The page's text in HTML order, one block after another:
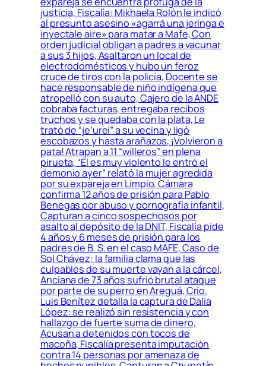
justicia, Fiscalía: Mikhaela Rolón le indicó
al presunto asesino «agarrá una jeringa e
inyectale aire» para matar a Mafe, Con
orden judicial obligan a padres a vacunar
a sus 3 hijos, Asaltaron un local de
electrodomésticos y hubo un feroz
cruce de tiros con la policía, Docente se
hace responsable de niño indígena que
atropelló con su auto, Cajero de la ANDE
cobraba facturas, entregaba recibos
truchos y se quedaba con la plata, Le
trató de “je’urei” a su vecina y ligó
escobazos y hasta arañazos, ¡Volvieron a
pata! Atrapan a 11 “willeros” en plena
pirueta, “Él es muy violento le entró el
demonio ayer” relató la mujer agredida
por su expareja en Limpio, Cámara
confirma 12 años de prisión para Pablo
Benegas por abuso y pornografía infantil,
Capturan a cinco sospechosos por
asalto al depósito de la DNIT, Fiscalía pide
4 años y 6 meses de prisión para los
padres de B. S. en el caso MAFE, Caso de
Sol Chávez: la familia clama que las
culpables de su muerte vayan a la cárcel,
Anciana de 73 años sufrió brutal ataque
por parte de su perro en Areguá, Crio.
Luis Benítez detalla la captura de Dalia
López: se realizó sin resistencia y con
hallazgo de fuerte suma de dinero,
Acusan a detenidos con tocos de
macoña, Fiscalía presenta imputación
contra 14 personas por amenaza de